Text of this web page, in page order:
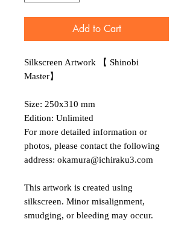
Add to Cart
Silkscreen Artwork 【 Shinobi
Master】
Size: 250x310 mm
Edition: Unlimited
For more detailed information or
photos, please contact the following
address: okamura@ichiraku3.com
This artwork is created using
silkscreen. Minor misalignment,
smudging, or bleeding may occur.